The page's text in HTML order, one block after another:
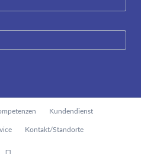
Kundendienst
Kontakt/Standorte